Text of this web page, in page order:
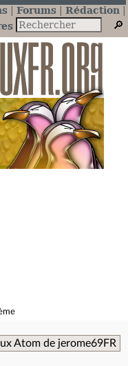
Forums
Rédaction
Atom de jerome69FR